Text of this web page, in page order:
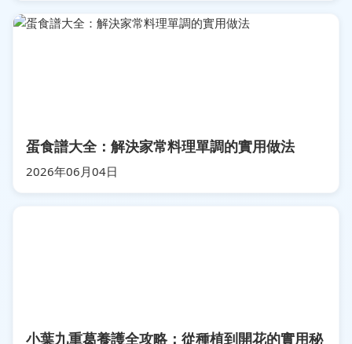
蛋食譜大全：解決家常料理單調的實用做法
2026年06月04日
小葉九重葛養護全攻略：從種植到開花的實用秘